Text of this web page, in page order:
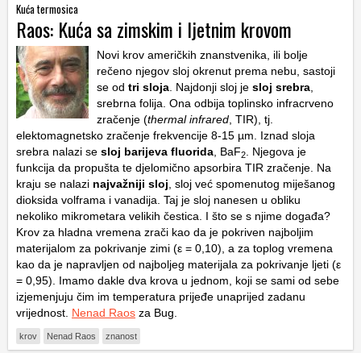
Kuća termosica
Raos: Kuća sa zimskim i ljetnim krovom
Novi krov američkih znanstvenika, ili bolje
rečeno njegov sloj okrenut prema nebu, sastoji
se od tri sloja . Najdonji sloj je sloj srebra
srebrna folija. Ona odbija toplinsko infracrveno
zračenje (thermal infrared , TIR), tj.
elektomagnetsko zračenje frekvencije 8-15 µm. Iznad sloja
srebra nalazi se sloj barijeva fluorida , BaF2
. Njegova je
funkcija da propušta te djelomično apsorbira TIR zračenje. Na
kraju se nalazi najvažniji sloj , sloj već spomenutog miješanog
dioksida volframa i vanadija. Taj je sloj nanesen u obliku
nekoliko mikrometara velikih čestica. I što se s njime događa?
Krov za hladna vremena zrači kao da je pokriven najboljim
materijalom za pokrivanje zimi (ε = 0,10), a za toplog vremena
kao da je napravljen od najboljeg materijala za pokrivanje ljeti (ε
= 0,95). Imamo dakle dva krova u jednom, koji se sami od sebe
izjemenjuju čim im temperatura prijeđe unaprijed zadanu
vrijednost. Nenad Raos za Bug.
krov Nenad Raos znanost